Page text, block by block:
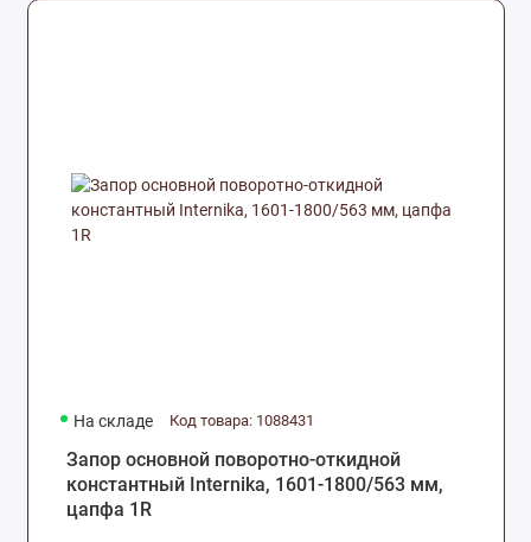
На складе Код товара: 1088431
Запор основной поворотно-откидной
константный Internika, 1601-1800/563 мм,
цапфа 1R